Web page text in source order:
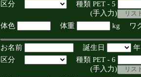
区分
種類 PET - 5
(手入力)
体色
体重 kg ワ
お名前 誕生日
区分
種類 PET - 6
(手入力)